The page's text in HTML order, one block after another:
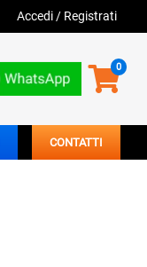
Accedi / Registrati
0
CONTATTI